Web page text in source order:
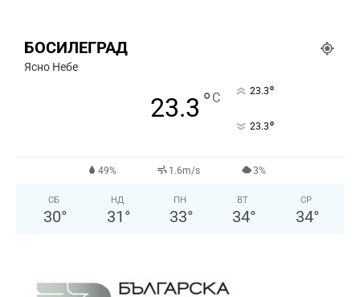
БОСИЛЕГРАД
Ясно Небе
23.3 °C 23.3°
23.3°
49% 1.6m/s 3%
СБ
30°
НД
31 °
ПН
33°
ВТ
34°
СР
34°